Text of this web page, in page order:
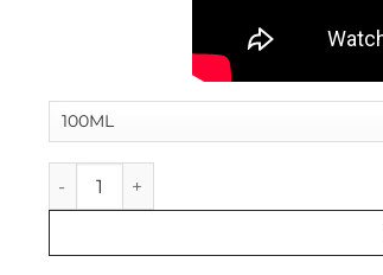
Carvacrol quantidade